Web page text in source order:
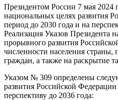
Президентом России 7 мая
национальных целях развития
период до 2030 года и на
Реализация Указов Президента
прорывного развития
численности населения
граждан, а также на раскрытие
Указом № 309 определены
развития Российской
перспективу до 2036 года: